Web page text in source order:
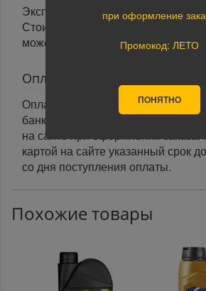
Экспресс Авто, Луч,
Стоимость доставки в разные
может отличаться.
Оплата
Оплата заказа осуществляется
банковской картой курьеру при
на сайте при оформлении заказа.
картой на сайте указанный срок
со дня поступления оплаты.
Похожие товары
при оформление
Промокод: ЛЕТО
ПОНЯТНО